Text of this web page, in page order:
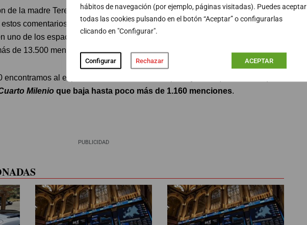
hábitos de navegación (por ejemplo, páginas visitadas). Puedes aceptar
todas las cookies pulsando en el botón “Aceptar” o configurarlas
clicando en "Configurar".
Configurar Rechazar ACEPTAR
de la madre Teresa de Calcuta también tuvo su especial homenaje en
comentarios fue el programa de 13TVPeriferias, que fuera de lo
uno de los espacios televisivos más destacados en las redes sociales de la
de 13.500 menciones.
al espacio de María Teresa Campos,
Milenio que baja hasta poco más de 1.160 menciones.
PUBLICIDAD